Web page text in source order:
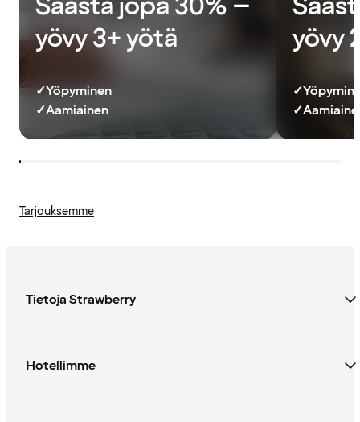
Säästä jopa 30% –
yövy 3+ yötä
✓Yöpyminen
✓Aamiainen
yövy
✓
✓
Tarjouksemme
Tietoja Strawberry
Hotellimme